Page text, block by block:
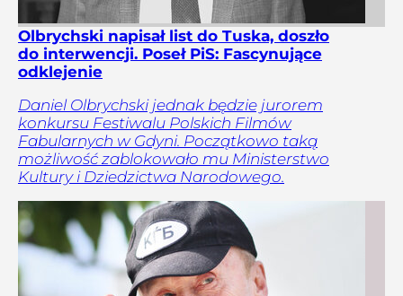
Olbrychski napisał list do Tuska, doszło
do interwencji. Poseł PiS: Fascynujące
odklejenie
Daniel Olbrychski jednak będzie jurorem
konkursu Festiwalu Polskich Filmów
Fabularnych w Gdyni. Początkowo taką
możliwość zablokowało mu Ministerstwo
Kultury i Dziedzictwa Narodowego.